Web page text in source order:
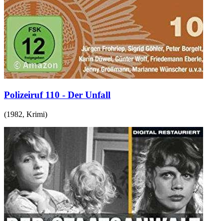
Polizeiruf 110 - Der Unfall
(1982, Krimi)